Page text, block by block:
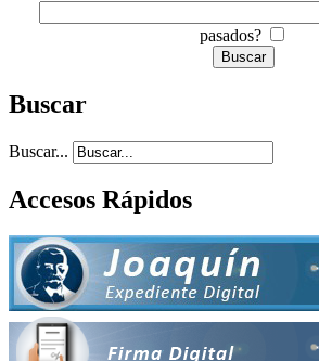
pasados?
Buscar
Buscar...
Accesos Rápidos